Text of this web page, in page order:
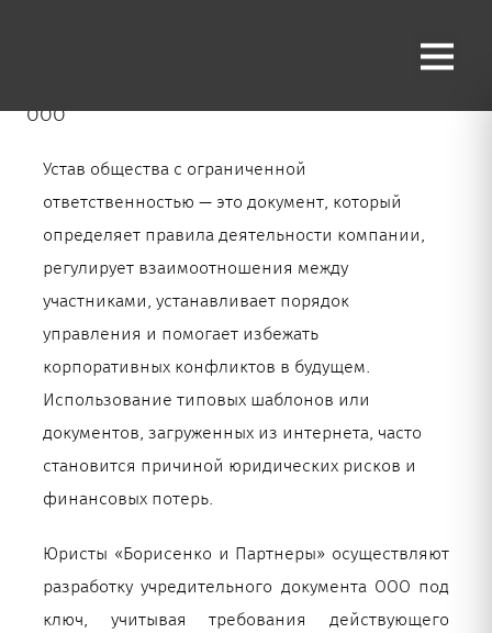
Рус
ООО
Устав общества с ограниченной
ответственностью — это документ, который
определяет правила деятельности компании,
регулирует взаимоотношения между
участниками, устанавливает порядок
управления и помогает избежать
корпоративных конфликтов в будущем.
Использование типовых шаблонов или
документов, загруженных из интернета, часто
становится причиной юридических рисков и
финансовых потерь.
Юристы «Борисенко и Партнеры» осуществляют
разработку учредительного документа ООО под
ключ, учитывая требования действующего